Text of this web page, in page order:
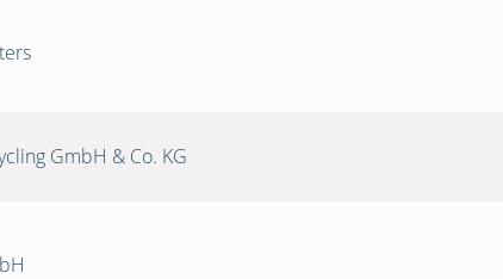
GmbH & Co. KG